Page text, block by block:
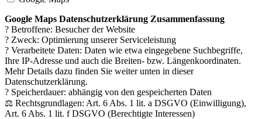
Google Maps Datenschutzerklärung Zusammenfassung
? Betroffene: Besucher der Website
? Zweck: Optimierung unserer Serviceleistung
? Verarbeitete Daten: Daten wie etwa eingegebene Suchbegriffe,
Ihre IP-Adresse und auch die Breiten- bzw. Längenkoordinaten.
Mehr Details dazu finden Sie weiter unten in dieser
Datenschutzerklärung.
? Speicherdauer: abhängig von den gespeicherten Daten
⚖️ Rechtsgrundlagen: Art. 6 Abs. 1 lit. a DSGVO (Einwilligung),
Art. 6 Abs. 1 lit. f DSGVO (Berechtigte Interessen)